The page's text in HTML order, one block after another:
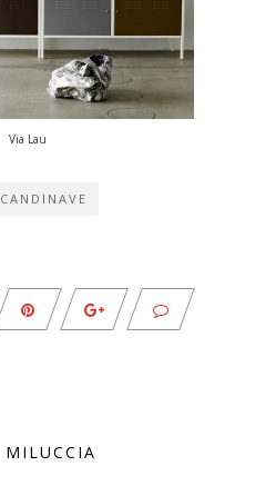
Via Lau
MILUCCIA